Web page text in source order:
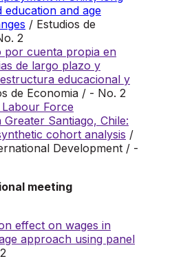
education and age
/ Estudios de
2
por cuenta propia en
de largo plazo y
educacional y
de Economia / - No. 2
Labour Force
Santiago, Chile:
cohort analysis /
Development / -
meeting
effect on wages in
approach using panel